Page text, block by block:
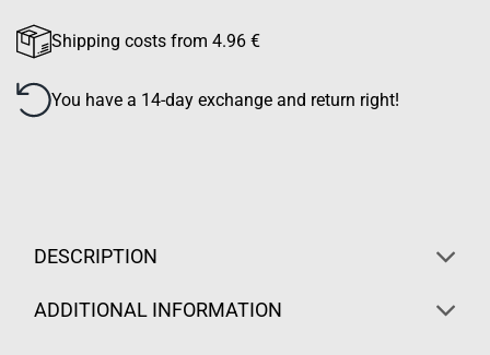
Shipping costs from 4.96 €
You have a 14-day exchange and return right!
DESCRIPTION
ADDITIONAL INFORMATION